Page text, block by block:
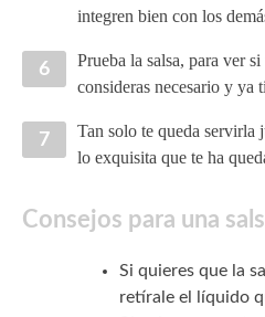
integren bien con los
Prueba la salsa, para ver
consideras necesario y ya
Tan solo te queda servirla
lo exquisita que te ha
Consejos para una
Si quieres que la
retírale el líquido